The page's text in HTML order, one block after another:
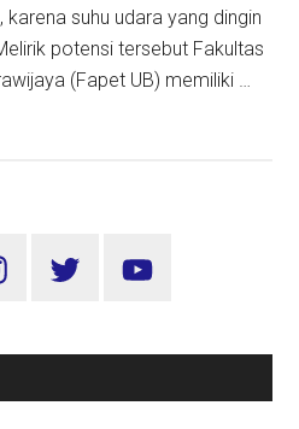
suhu udara yang dingin
potensi tersebut Fakultas
(Fapet UB) memiliki …